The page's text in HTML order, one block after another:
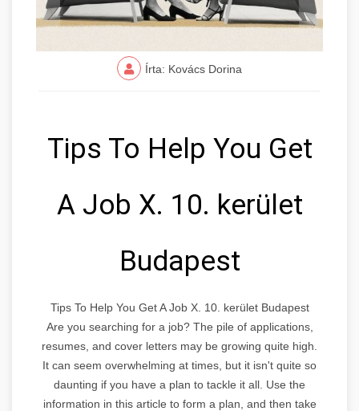
Írta: Kovács Dorina
Tips To Help You Get
A Job X. 10. kerület
Budapest
Tips To Help You Get A Job X. 10. kerület Budapest
Are you searching for a job? The pile of applications,
resumes, and cover letters may be growing quite high.
It can seem overwhelming at times, but it isn't quite so
daunting if you have a plan to tackle it all. Use the
information in this article to form a plan, and then take